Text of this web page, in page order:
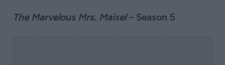
The Marvelous Mrs. Maisel– Season 5